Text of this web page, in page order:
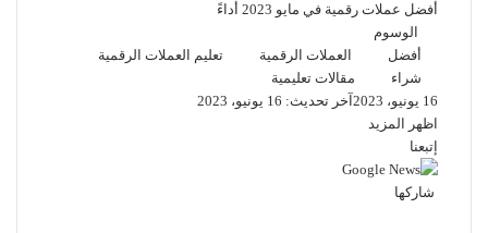
أفضل عملات رقمية في مايو 2023 أداءً
الوسوم
أفضل
العملات الرقمية
تعليم العملات الرقمية
شراء
مقالات تعليمية
16 يونيو، 2023
آخر تحديث: 16 يونيو، 2023
اظهر المزيد
إتبعنا
شاركها